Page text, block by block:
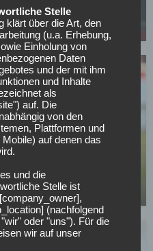
im Weg
aus dem
Stelle
klärt über die Art, den
(u.a. Erhebung,
Einholung von
Daten
und der mit ihm
und Inhalte
als
auf. Die
von den
Plattformen und
auf denen das
und die
Stelle ist
(nachfolgend
oder "uns"). Für die
wir auf unser